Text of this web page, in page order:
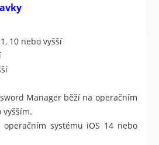
10 nebo vyšší
Manager běží na operačním
vyšším.
operačním systému iOS 14 nebo